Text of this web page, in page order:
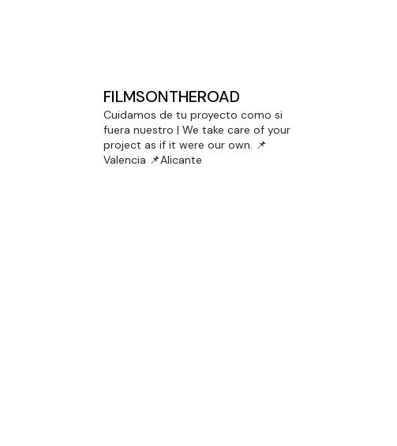
FILMSONTHEROAD
Cuidamos de tu proyecto como si
fuera nuestro | We take care of your
project as if it were our own. 📌
Valencia 📌Alicante